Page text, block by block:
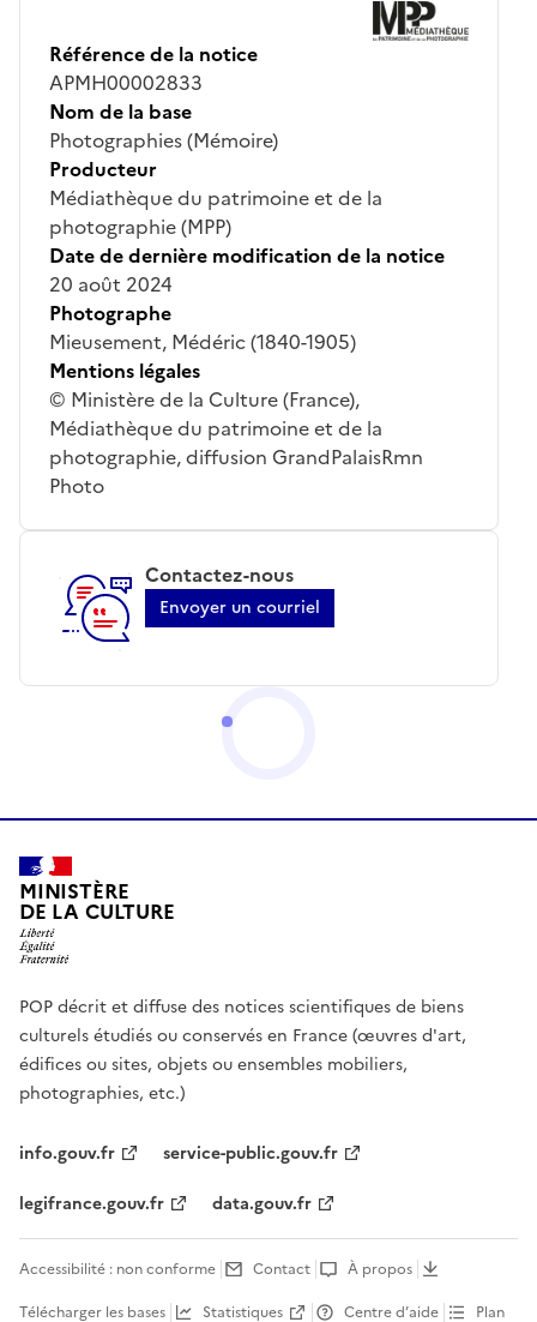
Référence de la notice
APMH00002833
Nom de la base
Photographies (Mémoire)
Producteur
Médiathèque du patrimoine et de la
photographie (MPP)
Date de dernière modification de la notice
20 août 2024
Photographe
Mieusement, Médéric (1840-1905)
Mentions légales
© Ministère de la Culture (France),
Médiathèque du patrimoine et de la
photographie, diffusion GrandPalaisRmn
Photo
Contactez-nous
Envoyer un courriel
MINISTÈRE
DE LA CULTURE
POP décrit et diffuse des notices scientifiques de biens
culturels étudiés ou conservés en France (œuvres d'art,
édifices ou sites, objets ou ensembles mobiliers,
photographies, etc.)
info.gouv.fr
service-public.gouv.fr
legifrance.gouv.fr
data.gouv.fr
Accessibilité : non conforme Contact
À propos
Télécharger les bases
Statistiques Centre d’aide Plan